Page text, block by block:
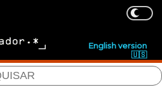
English version
🇺🇸